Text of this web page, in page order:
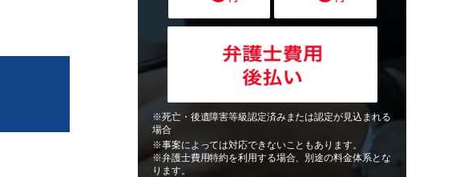
※死亡・後遺障害等級認定済みまたは認定が見込まれる
場合
※事案によっては対応できないこともあります。
※弁護士費用特約を利用する場合、別途の料金体系とな
ります。